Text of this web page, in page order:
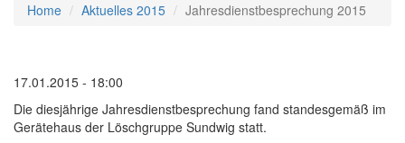
Home Aktuelles 2015 Jahresdienstbesprechung 2015
17.01.2015 - 18:00
Die diesjährige Jahresdienstbesprechung fand standesgemäß im
Gerätehaus der Löschgruppe Sundwig statt.